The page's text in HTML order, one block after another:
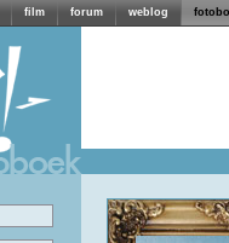
film forum weblog